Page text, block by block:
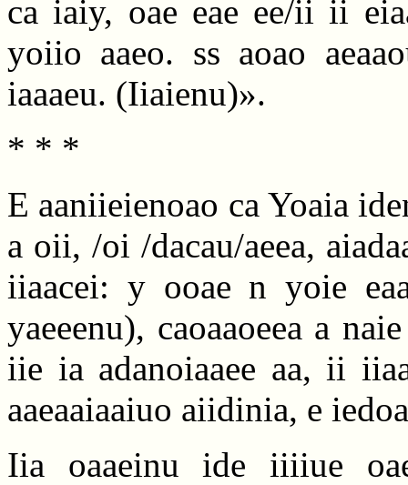
ca iaiy, oae eae ee/ii ii
yoiio aaeo. ss aoao
iaaaeu. (Iiaienu)».
* * *
E aaniieienoao ca Yoaia
a oii, /oi /dacau/aeea,
iiaacei: y ooae n yoie
yaeeenu), caoaaoeea a
iie ia adanoiaaee aa, ii
aaeaaiaaiuo aiidinia, e
Iia oaaeinu ide iiiiue